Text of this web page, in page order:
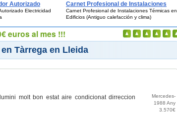
Autorizado
Especialista
Electricidad
Carnet Profesional de Instalaciones
Térmicas en Edificios (Antiguo
calefacción y clima)
Carnet Profesional de Instalaciones Térmicas en
Edificios (Antiguo calefacción y clima)
Tàrrega en Lleida
molt bon estat aire condicionat dirreccion
Mercedes-
Benz
1988 Any
3.570€
euros al mes !!!